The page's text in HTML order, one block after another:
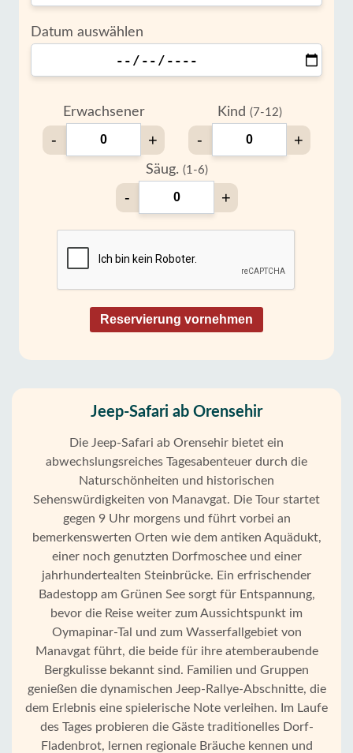
Datum auswählen
Erwachsener
- +
Kind (7-12)
- +
Säug. (1-6)
- +
Reservierung vornehmen
Jeep-Safari ab Orensehir
Die Jeep-Safari ab Orensehir bietet ein
abwechslungsreiches Tagesabenteuer durch die
Naturschönheiten und historischen
Sehenswürdigkeiten von Manavgat. Die Tour startet
gegen 9 Uhr morgens und führt vorbei an
bemerkenswerten Orten wie dem antiken Aquädukt,
einer noch genutzten Dorfmoschee und einer
jahrhundertealten Steinbrücke. Ein erfrischender
Badestopp am Grünen See sorgt für Entspannung,
bevor die Reise weiter zum Aussichtspunkt im
Oymapinar-Tal und zum Wasserfallgebiet von
Manavgat führt, die beide für ihre atemberaubende
Bergkulisse bekannt sind. Familien und Gruppen
genießen die dynamischen Jeep-Rallye-Abschnitte, die
dem Erlebnis eine spielerische Note verleihen. Im Laufe
des Tages probieren die Gäste traditionelles Dorf-
Fladenbrot, lernen regionale Bräuche kennen und